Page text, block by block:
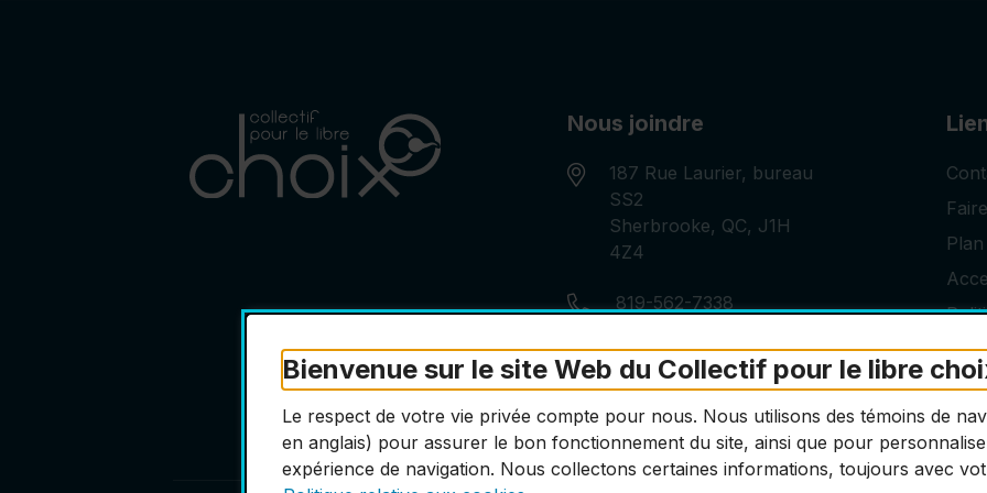
Bienvenue sur le site Web du Collectif pour le libre
Le respect de votre vie privée compte pour nous. Nous utilisons des témoins de
en anglais) pour assurer le bon fonctionnement du site, ainsi que pour
expérience de navigation. Nous collectons certaines informations, toujours avec
Nous joindre
187 Rue Laurier, bureau
SS2
Sherbrooke, QC, J1H
4Z4
Numéro de téléphone:
819-562-7338
Courriel:
info@libre-choix.ca